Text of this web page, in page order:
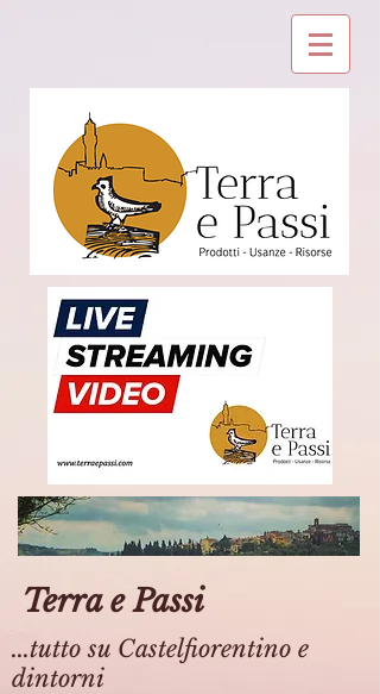
Terra e Passi
...tutto su Castelfiorentino e
dintorni